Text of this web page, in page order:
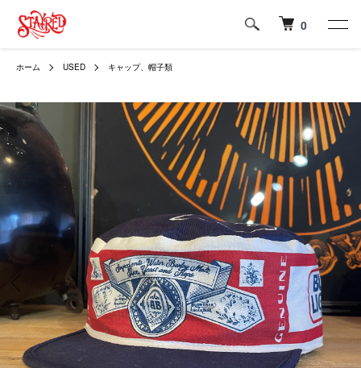
0
ホーム USED キャップ、帽子類